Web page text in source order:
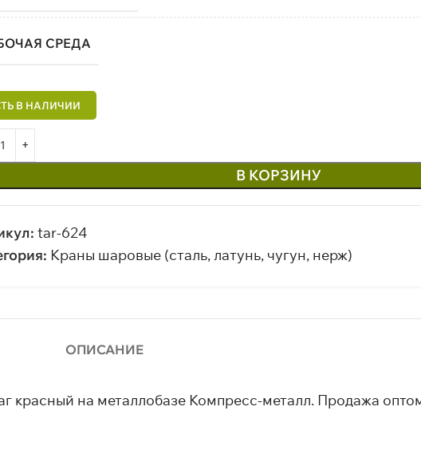
СРЕДА
В КОРЗИНУ
tar-624
Краны шаровые (сталь, латунь, чугун, нерж)
ОПИСАНИЕ
красный на металлобазе Компресс-металл. Продажа